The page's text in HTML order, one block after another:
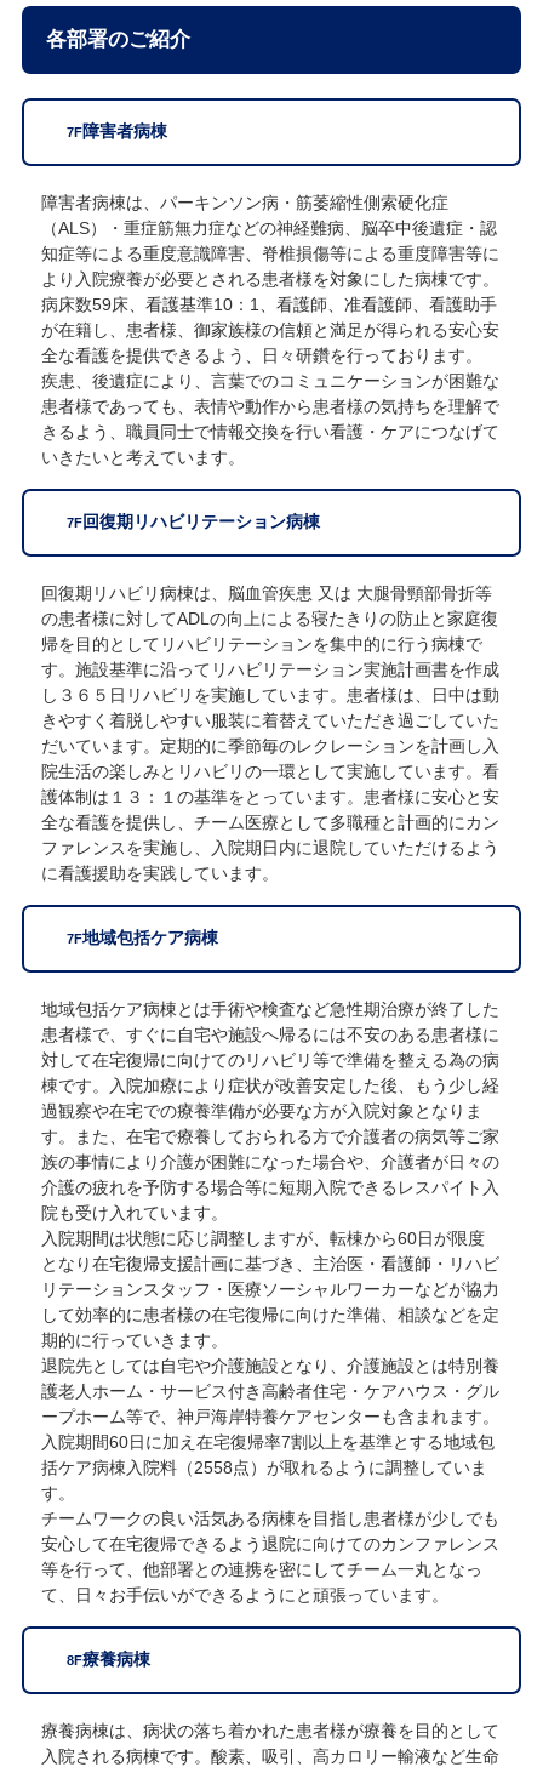
各部署のご紹介
7F障害者病棟
障害者病棟は、パーキンソン病・筋萎縮性側索硬化症
（ALS）・重症筋無力症などの神経難病、脳卒中後遺症・認
知症等による重度意識障害、脊椎損傷等による重度障害等に
より入院療養が必要とされる患者様を対象にした病棟です。
病床数59床、看護基準10：1、看護師、准看護師、看護助手
が在籍し、患者様、御家族様の信頼と満足が得られる安心安
全な看護を提供できるよう、日々研鑽を行っております。
疾患、後遺症により、言葉でのコミュニケーションが困難な
患者様であっても、表情や動作から患者様の気持ちを理解で
きるよう、職員同士で情報交換を行い看護・ケアにつなげて
いきたいと考えています。
7F回復期リハビリテーション病棟
回復期リハビリ病棟は、脳血管疾患 又は 大腿骨頸部骨折等
の患者様に対してADLの向上による寝たきりの防止と家庭復
帰を目的としてリハビリテーションを集中的に行う病棟で
す。施設基準に沿ってリハビリテーション実施計画書を作成
し３６５日リハビリを実施しています。患者様は、日中は動
きやすく着脱しやすい服装に着替えていただき過ごしていた
だいています。定期的に季節毎のレクレーションを計画し入
院生活の楽しみとリハビリの一環として実施しています。看
護体制は１３：１の基準をとっています。患者様に安心と安
全な看護を提供し、チーム医療として多職種と計画的にカン
ファレンスを実施し、入院期日内に退院していただけるよう
に看護援助を実践しています。
7F地域包括ケア病棟
地域包括ケア病棟とは手術や検査など急性期治療が終了した
患者様で、すぐに自宅や施設へ帰るには不安のある患者様に
対して在宅復帰に向けてのリハビリ等で準備を整える為の病
棟です。入院加療により症状が改善安定した後、もう少し経
過観察や在宅での療養準備が必要な方が入院対象となりま
す。また、在宅で療養しておられる方で介護者の病気等ご家
族の事情により介護が困難になった場合や、介護者が日々の
介護の疲れを予防する場合等に短期入院できるレスパイト入
院も受け入れています。
入院期間は状態に応じ調整しますが、転棟から60日が限度
となり在宅復帰支援計画に基づき、主治医・看護師・リハビ
リテーションスタッフ・医療ソーシャルワーカーなどが協力
して効率的に患者様の在宅復帰に向けた準備、相談などを定
期的に行っていきます。
退院先としては自宅や介護施設となり、介護施設とは特別養
護老人ホーム・サービス付き高齢者住宅・ケアハウス・グル
ープホーム等で、神戸海岸特養ケアセンターも含まれます。
入院期間60日に加え在宅復帰率7割以上を基準とする地域包
括ケア病棟入院料（2558点）が取れるように調整していま
す。
チームワークの良い活気ある病棟を目指し患者様が少しでも
安心して在宅復帰できるよう退院に向けてのカンファレンス
等を行って、他部署との連携を密にしてチーム一丸となっ
て、日々お手伝いができるようにと頑張っています。
8F療養病棟
療養病棟は、病状の落ち着かれた患者様が療養を目的として
入院される病棟です。酸素、吸引、高カロリー輸液など生命